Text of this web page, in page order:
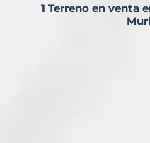
1 Terreno en venta